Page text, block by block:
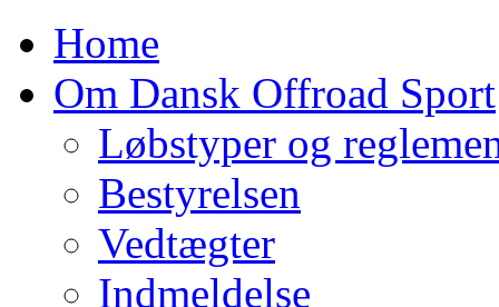
Home
Om Dansk Offroad Sport
Løbstyper og
Bestyrelsen
Vedtægter
Indmeldelse